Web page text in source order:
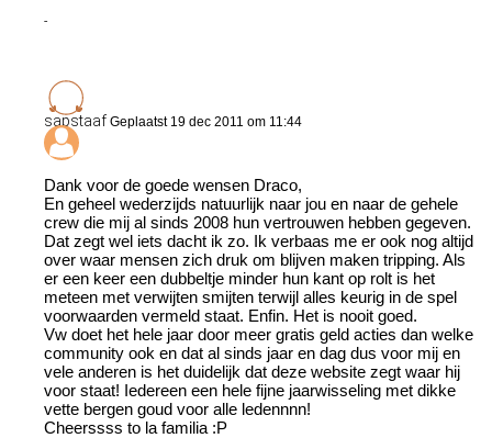
-
sapstaaf Geplaatst 19 dec 2011 om 11:44
Dank voor de goede wensen Draco,
En geheel wederzijds natuurlijk naar jou en naar de gehele
crew die mij al sinds 2008 hun vertrouwen hebben gegeven.
Dat zegt wel iets dacht ik zo. Ik verbaas me er ook nog altijd
over waar mensen zich druk om blijven maken tripping. Als
er een keer een dubbeltje minder hun kant op rolt is het
meteen met verwijten smijten terwijl alles keurig in de spel
voorwaarden vermeld staat. Enfin. Het is nooit goed.
Vw doet het hele jaar door meer gratis geld acties dan welke
community ook en dat al sinds jaar en dag dus voor mij en
vele anderen is het duidelijk dat deze website zegt waar hij
voor staat! Iedereen een hele fijne jaarwisseling met dikke
vette bergen goud voor alle ledennnn!
Cheerssss to la familia :P